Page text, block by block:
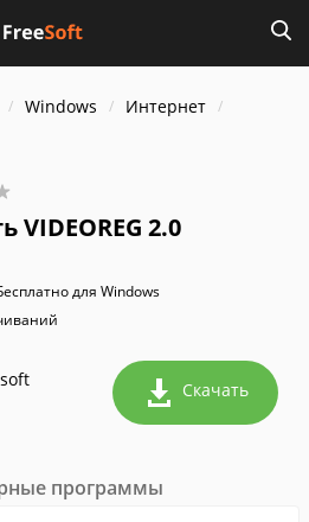
Windows
Интернет
VIDEOREG 2.0
для Windows
Скачать
программы